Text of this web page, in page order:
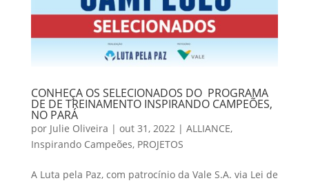
CONHEÇA OS SELECIONADOS DO PROGRAMA
DE DE TREINAMENTO INSPIRANDO CAMPEÕES,
NO PARÁ
por Julie Oliveira | out 31, 2022| ALLIANCE,
Inspirando Campeões, PROJETOS
A Luta pela Paz, com patrocínio da Vale S.A. via Lei de